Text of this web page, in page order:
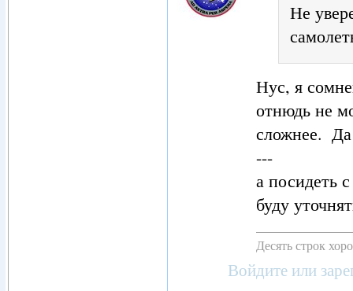
Не
Нус, я
отнюдь не
сложнее.
---
а посидеть
буду
Десять строк
Войдите или